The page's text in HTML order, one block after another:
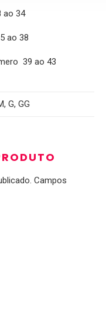
ao 34
ao 38
39 ao 43
G, GG
Campos